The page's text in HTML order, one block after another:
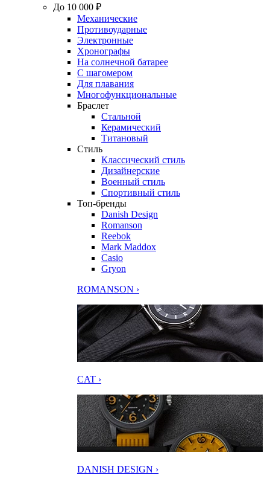
До 10 000 ₽
Механические
Противоударные
Электронные
Хронографы
На солнечной батарее
С шагомером
Для плавания
Многофункциональные
Браслет
Стальной
Керамический
Титановый
Стиль
Классический стиль
Дизайнерские
Военный стиль
Спортивный стиль
Топ-бренды
Danish Design
Romanson
Reebok
Mark Maddox
Casio
Gryon
ROMANSON ›
CAT ›
DANISH DESIGN ›